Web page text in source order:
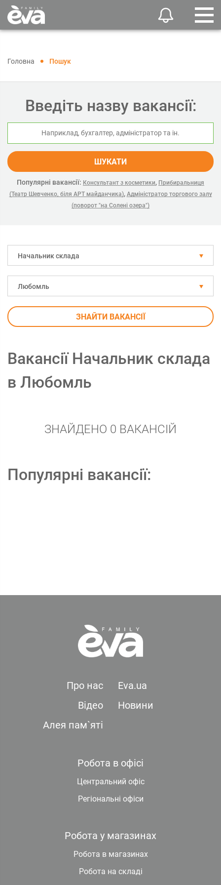
Головна Пошук
Введіть назву вакансії:
ШУКАТИ
Популярні вакансії: Консультант з косметики, Прибиральниця
(Театр Шевченко, біля АРТ майданчика), Адміністратор торгового залу
(поворот "на Солені озера")
Начальник склада
Любомль
ЗНАЙТИ ВАКАНСІЇ
Вакансії Начальник склада
в Любомль
ЗНАЙДЕНО 0 ВАКАНСІЙ
Популярні вакансії:
Про нас
Eva.ua
Відео
Новини
Алея пам`яті
Робота в офісі
Центральний офіс
Регіональні офіси
Робота у магазинах
Робота в магазинах
Робота на складі